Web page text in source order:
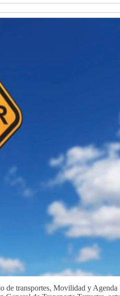
de transportes, Movilidad y